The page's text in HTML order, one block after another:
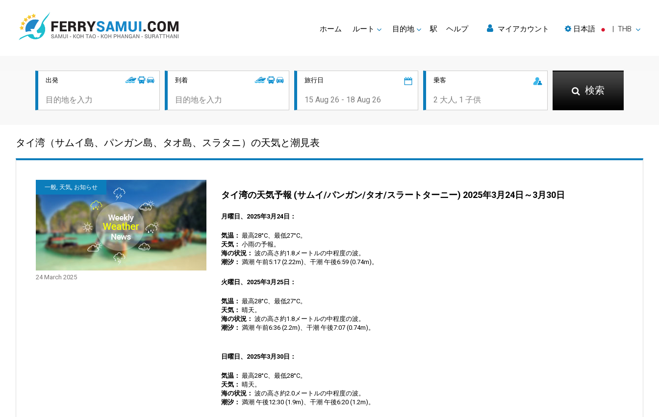
ホーム ルート 目的地 駅 ヘルプ マイアカウント 日本語 | THB
出発 到着 旅行日 乗客
検索
タイ湾（サムイ島、パンガン島、タオ島、スラタニ）の天気と潮見表
24 March 2025
一般, 天気, お知らせ
タイ湾の天気予報 (サムイ/パンガン/タオ/スラートターニー) 2025年3月24日～3月30日
月曜日、2025年3月24日：
気温： 最高28°C、最低27°C。
天気： 小雨の予報。
海の状況： 波の高さ約1.8メートルの中程度の波。
潮汐： 満潮 午前5:17 (2.22m)、干潮 午後6:59 (0.74m)。
火曜日、2025年3月25日：
気温： 最高28°C、最低27°C。
天気： 晴天。
海の状況： 波の高さ約1.8メートルの中程度の波。
潮汐： 満潮 午前6:36 (2.2m)、干潮 午後7:07 (0.74m)。
日曜日、2025年3月30日：
気温： 最高28°C、最低28°C。
天気： 晴天。
海の状況： 波の高さ約2.0メートルの中程度の波。
潮汐： 満潮 午後12:30 (1.9m)、干潮 午後6:20 (1.2m)。